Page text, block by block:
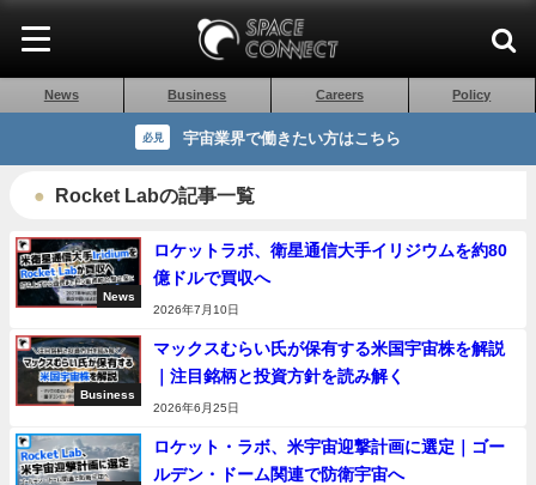
News Business Careers Policy
必見 宇宙業界で働きたい方はこちら
Rocket Labの記事一覧
News
ロケットラボ、衛星通信大手イリジウムを約80
億ドルで買収へ
2026年7月10日
Business
マックスむらい氏が保有する米国宇宙株を解説
｜注目銘柄と投資方針を読み解く
2026年6月25日
ロケット・ラボ、米宇宙迎撃計画に選定｜ゴー
ルデン・ドーム関連で防衛宇宙へ